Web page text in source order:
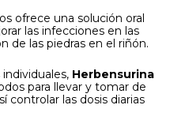
ofrece una solución oral
las infecciones en las
de las piedras en el riñón.
Herbensurina
para llevar y tomar de
controlar las dosis diarias